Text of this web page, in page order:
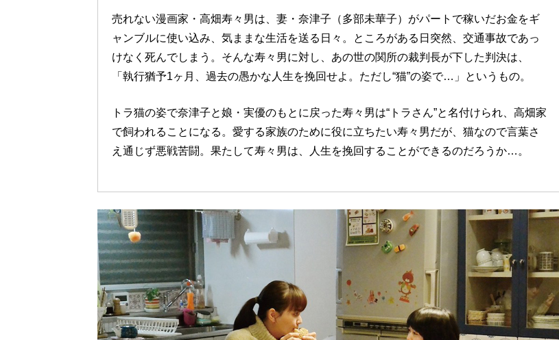
売れない漫画家・高畑寿々男は、妻・奈津子（多部未華子）がパートで稼いだお金をギ
ャンブルに使い込み、気ままな生活を送る日々。ところがある日突然、交通事故であっ
けなく死んでしまう。そんな寿々男に対し、あの世の関所の裁判長が下した判決は、
「執行猶予1ヶ月、過去の愚かな人生を挽回せよ。ただし“猫”の姿で…」というもの。
トラ猫の姿で奈津子と娘・実優のもとに戻った寿々男は“トラさん”と名付けられ、高畑家
で飼われることになる。愛する家族のために役に立ちたい寿々男だが、猫なので言葉さ
え通じず悪戦苦闘。果たして寿々男は、人生を挽回することができるのだろうか…。